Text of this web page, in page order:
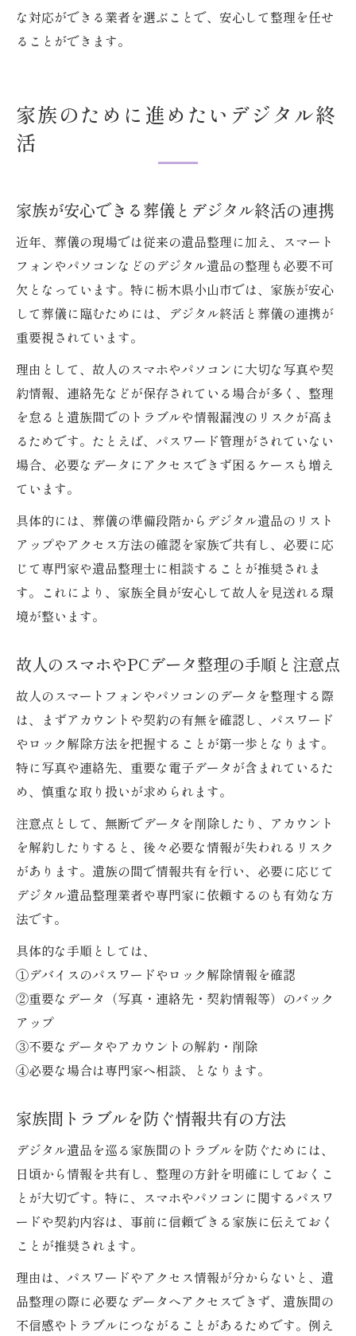
な対応ができる業者を選ぶことで、安心して整理を任せ
ることができます。
家族のために進めたいデジタル終
活
家族が安心できる葬儀とデジタル終活の連携
近年、葬儀の現場では従来の遺品整理に加え、スマート
フォンやパソコンなどのデジタル遺品の整理も必要不可
欠となっています。特に栃木県小山市では、家族が安心
して葬儀に臨むためには、デジタル終活と葬儀の連携が
重要視されています。
理由として、故人のスマホやパソコンに大切な写真や契
約情報、連絡先などが保存されている場合が多く、整理
を怠ると遺族間でのトラブルや情報漏洩のリスクが高ま
るためです。たとえば、パスワード管理がされていない
場合、必要なデータにアクセスできず困るケースも増え
ています。
具体的には、葬儀の準備段階からデジタル遺品のリスト
アップやアクセス方法の確認を家族で共有し、必要に応
じて専門家や遺品整理士に相談することが推奨されま
す。これにより、家族全員が安心して故人を見送れる環
境が整います。
故人のスマホやPCデータ整理の手順と注意点
故人のスマートフォンやパソコンのデータを整理する際
は、まずアカウントや契約の有無を確認し、パスワード
やロック解除方法を把握することが第一歩となります。
特に写真や連絡先、重要な電子データが含まれているた
め、慎重な取り扱いが求められます。
注意点として、無断でデータを削除したり、アカウント
を解約したりすると、後々必要な情報が失われるリスク
があります。遺族の間で情報共有を行い、必要に応じて
デジタル遺品整理業者や専門家に依頼するのも有効な方
法です。
具体的な手順としては、
①デバイスのパスワードやロック解除情報を確認
②重要なデータ（写真・連絡先・契約情報等）のバック
アップ
③不要なデータやアカウントの解約・削除
④必要な場合は専門家へ相談、となります。
家族間トラブルを防ぐ情報共有の方法
デジタル遺品を巡る家族間のトラブルを防ぐためには、
日頃から情報を共有し、整理の方針を明確にしておくこ
とが大切です。特に、スマホやパソコンに関するパスワ
ードや契約内容は、事前に信頼できる家族に伝えておく
ことが推奨されます。
理由は、パスワードやアクセス情報が分からないと、遺
品整理の際に必要なデータへアクセスできず、遺族間の
不信感やトラブルにつながることがあるためです。例え